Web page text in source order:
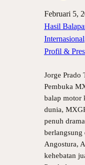
Februari 5,
Hasil
Internasional
Profil &
Jorge Prado
Pembuka
balap motor
dunia,
penuh
Angostura,
kehebatan